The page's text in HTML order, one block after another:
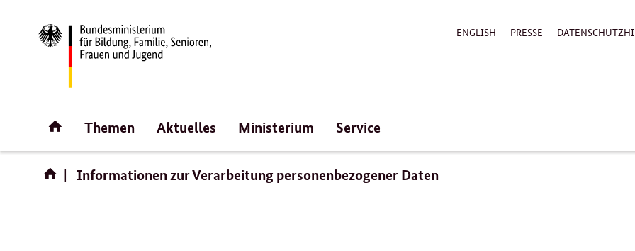
Direktlink:
ENGLISH PRESSE
Startseite
Themen Aktuelles Ministerium Service
Informationen zur Verarbeitung personenbezogener Daten